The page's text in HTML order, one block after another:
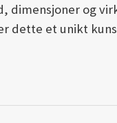
og
dette et unikt